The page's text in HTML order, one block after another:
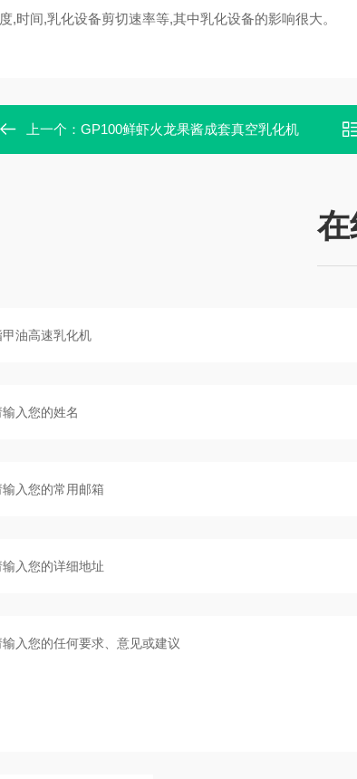
度,时间,乳化设备剪切速率等,其中乳化设备的影响很大。
上一个： GP100鲜虾火龙果酱成套真空乳化机